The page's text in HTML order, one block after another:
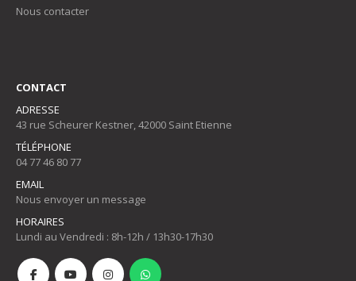
Nous contacter
CONTACT
ADRESSE
43 rue Scheurer Kestner, 42000 Saint Etienne
TÉLÉPHONE
04 77 46 80 77
EMAIL
Nous envoyer un message
HORAIRES
Lundi au Vendredi : 8h-12h / 13h30-17h30